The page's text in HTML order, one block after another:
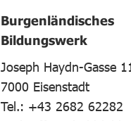
Burgenländisches
Bildungswerk
Joseph Haydn-Gasse
7000 Eisenstadt
Tel.: +43 2682 62282